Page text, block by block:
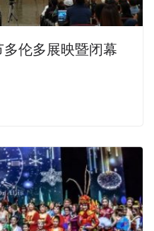
伦多展映暨闭幕